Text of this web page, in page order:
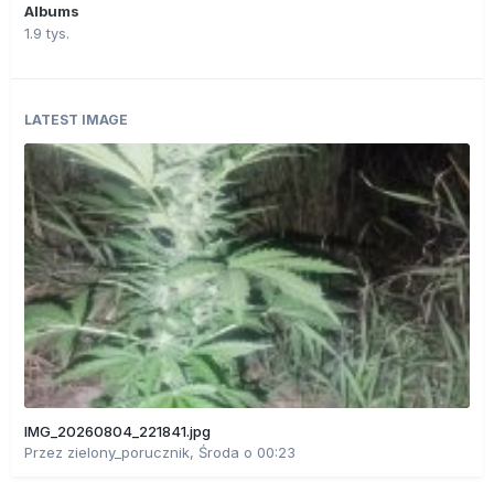
Albums
1.9 tys.
LATEST IMAGE
IMG_20260804_221841.jpg
Przez zielony_porucznik, Środa o 00:23